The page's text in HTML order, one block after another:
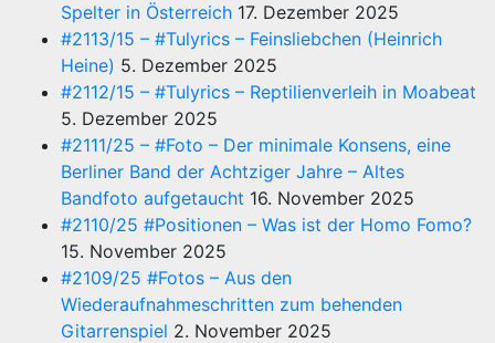
Spelter in Österreich 17. Dezember 2025
#2113/15 – #Tulyrics – Feinsliebchen (Heinrich
Heine) 5. Dezember 2025
#2112/15 – #Tulyrics – Reptilienverleih in Moabeat
5. Dezember 2025
#2111/25 – #Foto – Der minimale Konsens, eine
Berliner Band der Achtziger Jahre – Altes
Bandfoto aufgetaucht 16. November 2025
#2110/25 #Positionen – Was ist der Homo Fomo?
15. November 2025
#2109/25 #Fotos – Aus den
Wiederaufnahmeschritten zum behenden
Gitarrenspiel 2. November 2025